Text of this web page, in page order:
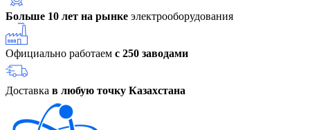
Больше 10 лет на рынке электрооборудования
Официально работаем с 250 заводами
Доставка в любую точку Казахстана